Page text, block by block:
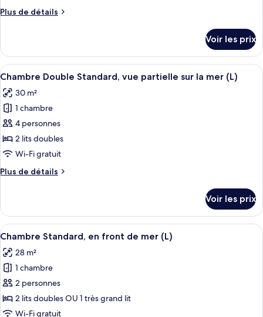
chambre :
en
front
de
mer
(C)
Plus de détails
Plus
le
type
de
Chambre
Double,
en
front
de
mer
(C)
Voir les prix
Afficher
toutes
les
photos
pour
ce
type
chambre :
Standard,
vue
partielle
sur
la
mer
(L)
Une chambre d’hôtel avec un
5
Chambre Double Standard, vue partielle sur la mer (L)
30 m²
1 chambre
4 personnes
2 lits doubles
Wi-Fi gratuit
Plus de détails
Plus
le
type
de
Chambre
Double
Standard,
vue
partielle
sur
Voir les prix
Afficher
toutes
les
photos
pour
ce
type
Une chambre d’hôtel avec un
7
Chambre Standard, en front de mer (L)
28 m²
1 chambre
2 personnes
2 lits doubles OU 1 très grand lit
Wi-Fi gratuit